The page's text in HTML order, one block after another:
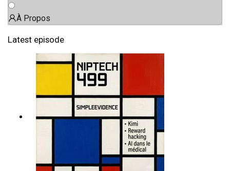
À Propos
Latest episode